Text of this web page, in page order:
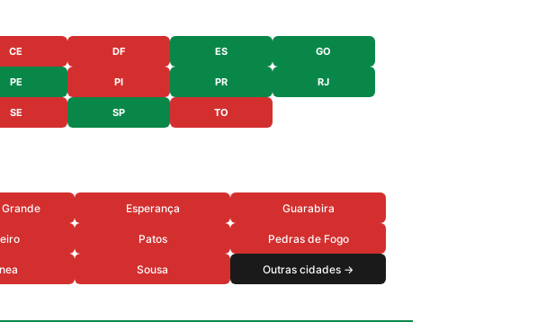
CE DF ES GO
PE PI PR RJ
SE SP TO
Esperança Guarabira
Patos Pedras de Fogo
Sousa Outras cidades →